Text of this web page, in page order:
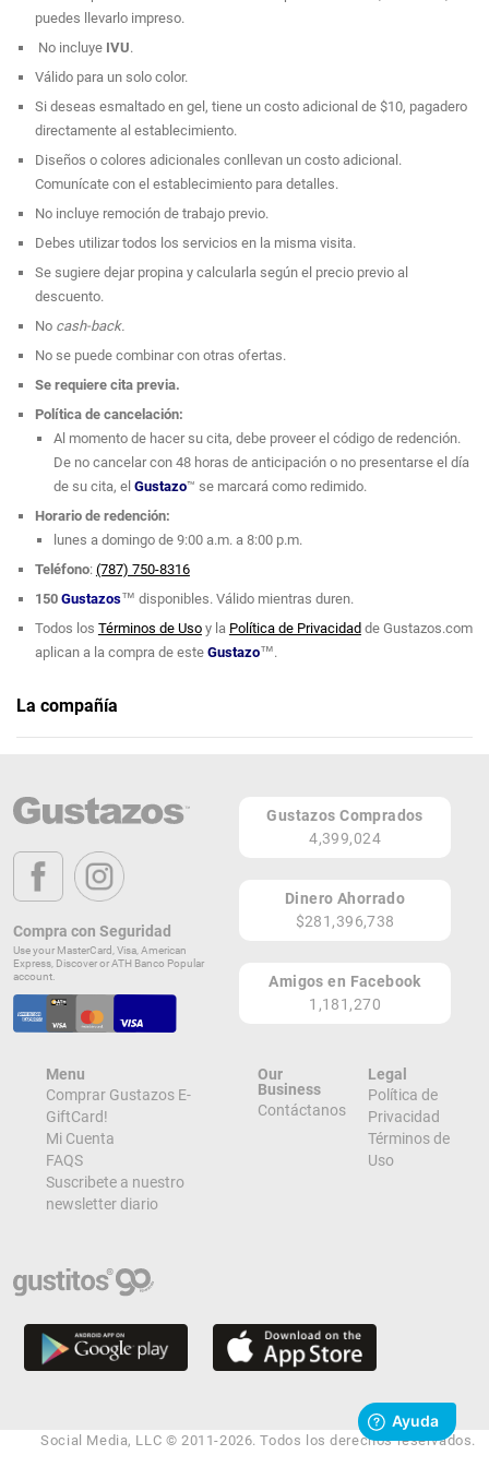
La misión es ayudar a cada cliente a recuperar la confianza en
Serás asesorado por un equipo de expertos, ofreciendo un
trato exclusivo y distintos servicios, desde tratamientos
capilares, manicura, pedicura y maquillaje profesional.
¡Brilla en cada etapa de tu vida y deslumbra en cualquier
ocasión!
puedes llevarlo impreso.
No incluye IVU.
Válido para un solo color.
Si deseas esmaltado en gel, tiene un costo adicional de $10, pagadero
directamente al establecimiento.
Diseños o colores adicionales conllevan un costo adicional.
Comunícate con el establecimiento para detalles.
No incluye remoción de trabajo previo.
Debes utilizar todos los servicios en la misma visita.
Se sugiere dejar propina y calcularla según el precio previo al
descuento.
No cash-back.
No se puede combinar con otras ofertas.
Se requiere cita previa.
Política de cancelación:
Al momento de hacer su cita, debe proveer el código de redención.
De no cancelar con 48 horas de anticipación o no presentarse el día
de su cita, el Gustazo™ se marcará como redimido.
Horario de redención:
lunes a domingo de 9:00 a.m. a 8:00 p.m.
Teléfono: (787) 750-8316
150 Gustazos™ disponibles. Válido mientras duren.
Todos los Términos de Usoy la Política de Privacidadde Gustazos.com
aplican a la compra de este Gustazo™.
La compañía
Página Web
Plaza Carolina, Ave. Jesus M Fragoso
Carolina 00983
PR
Lugares de Redención
¡Ver todos en el Mapa!
Plaza Carolina, Ave. Jesús M. Fragoso
¡Localizar en el Mapa!
Compra con Seguridad
Use your MasterCard, Visa, American
Express, Discover or ATH Banco Popular
account.
Gustazos Comprados
4,399,024
Dinero Ahorrado
$281,396,738
Amigos en Facebook
1,181,270
Menu
Comprar Gustazos E-
GiftCard!
Mi Cuenta
FAQS
Suscribete a nuestro
newsletter diario
Our
Business
Contáctanos
Legal
Política de
Privacidad
Términos de
Uso
Social Media, LLC © 2011-2026. Todos los derechos reservados.